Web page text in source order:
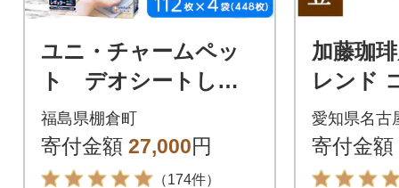
ユニ・チャームペッ
ト デオシートしっ
かり超吸収無香消臭タ
イプ レギュラー112
枚×4(448枚)
福島県棚倉町
寄付金額 27,000円
（174件）
加藤珈
レンド
まま
愛知県名古
寄付金額